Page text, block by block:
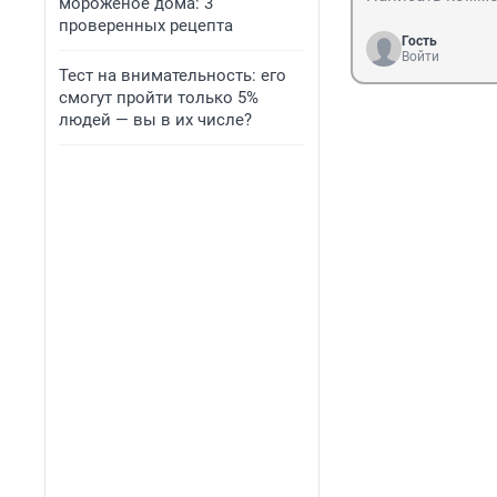
проверенных рецепта
Тест на внимательность: его
смогут пройти только 5%
людей — вы в их числе?
Гость
Войти